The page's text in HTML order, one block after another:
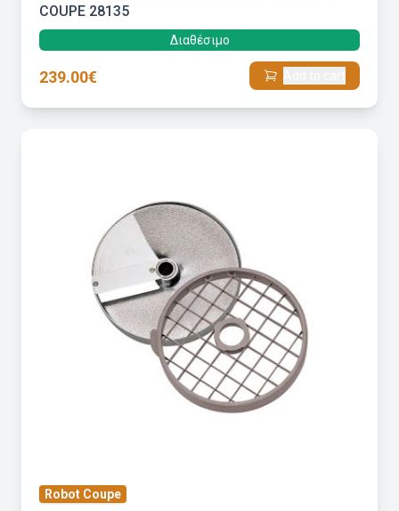
COUPE 28135
Διαθέσιμο
239.00€
Robot Coupe